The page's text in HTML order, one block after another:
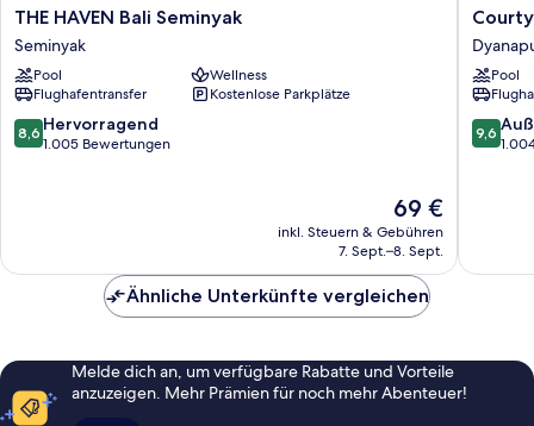
THE
HAVEN
Bali
Seminyak
Seminyak
THE HAVEN Bali Seminyak
Seminyak
Pool
Wellness
Flughafentransfer
Kostenlose Parkplätze
8.6
von
8,6 Hervorragend
1.005 Bewertungen
Der
Preis
beträgt
69 €
inkl. Steuern & Gebühren
7. Sept.–8. Sept.
By
Marriott
Bali
Resort
Pool
9.6
von
9,6
Ähnliche Unterkünfte vergleichen
Melde dich an, um verfügbare Rabatte und Vorteile
anzuzeigen. Mehr Prämien für noch mehr Abenteuer!